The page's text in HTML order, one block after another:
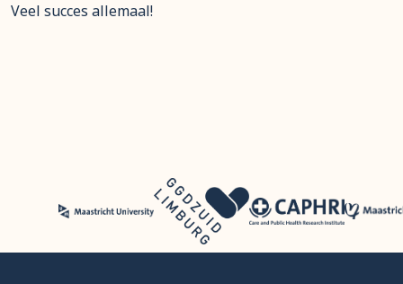
Veel succes allemaal!